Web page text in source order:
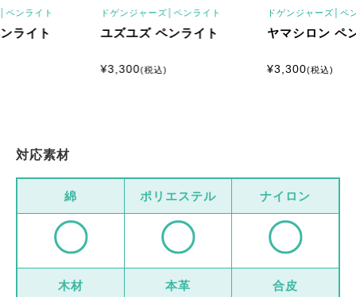
ペンライト
ライト
ドゲンジャーズ│ペンライト
ユズユズ ペンライト
¥3,300(税込)
ドゲンジャーズ│ペ
ヤマシロン ペ
¥3,300(税込)
対応素材
綿 ポリエステル ナイロン
木材 本革 合皮